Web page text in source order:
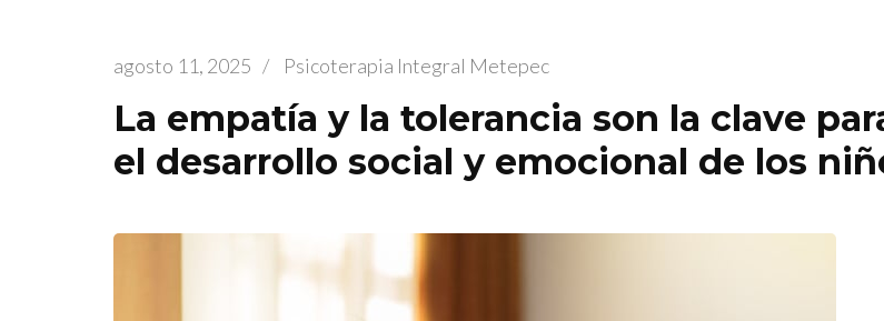
agosto 11, 2025 / Psicoterapia Integral Metepec
La empatía y la tolerancia son la clave
el desarrollo social y emocional de los